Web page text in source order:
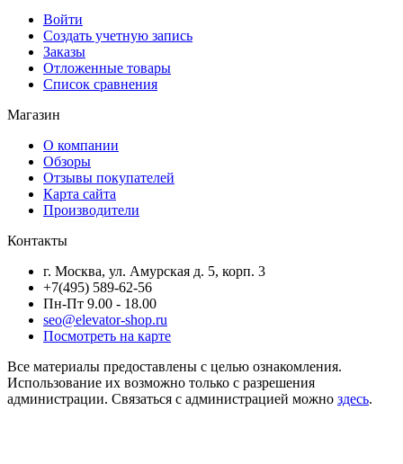
Войти
Создать учетную запись
Заказы
Отложенные товары
Список сравнения
Магазин
О компании
Обзоры
Отзывы покупателей
Карта сайта
Производители
Контакты
г. Москва, ул. Амурская д. 5, корп. 3
+7(495) 589-62-56
Пн-Пт 9.00 - 18.00
seo@elevator-shop.ru
Посмотреть на карте
Все материалы предоставлены с целью ознакомления.
Использование их возможно только с разрешения
администрации. Связаться с администрацией можно здесь.